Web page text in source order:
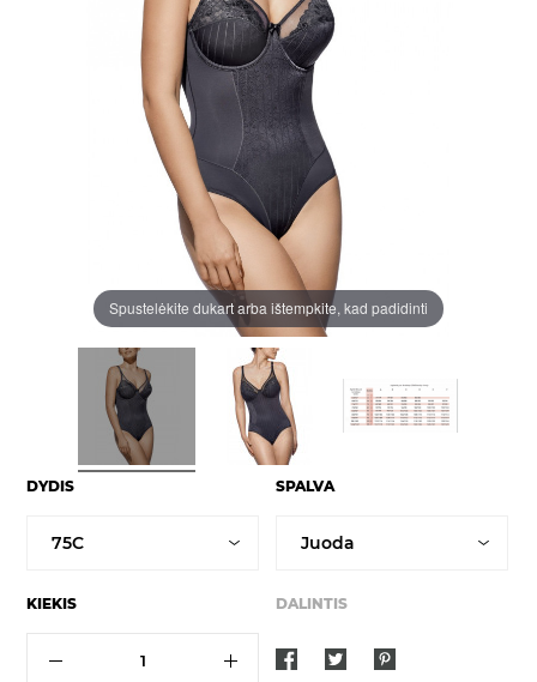
Spustelėkite dukart arba ištempkite, kad padidinti
DYDIS SPALVA
KIEKIS DALINTIS